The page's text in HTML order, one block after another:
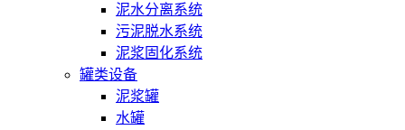
泥水分离系统
污泥脱水系统
泥浆固化系统
罐类设备
泥浆罐
水罐